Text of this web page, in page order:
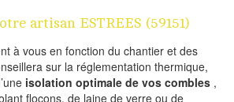
artisan ESTREES (59151)
à vous en fonction du chantier et des
sur la réglementation thermique,
isolation optimale de vos combles ,
flocons, de laine de verre ou de